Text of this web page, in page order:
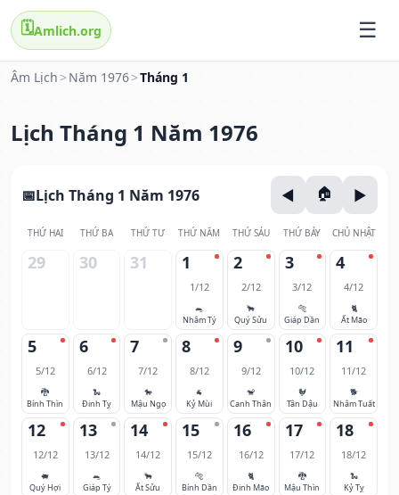
🗓️Amlich.org
Âm Lịch > Năm 1976>Tháng 1
Lịch Tháng 1 Năm 1976
Lịch Tháng 1 Năm 1976
THỨ HAI THỨ BA THỨ TƯ THỨ NĂM THỨ SÁU THỨ BẢY CHỦ NHẬT
29 30 31 1
1/12
🐀
Nhâm Tý
2
2/12
🐂
Quý Sửu
3
3/12
🐅
Giáp Dần
4
4/12
🐈
Ất Mão
5
5/12
🐉
Bính Thìn
6
6/12
🐍
Đinh Tỵ
7
7/12
🐎
Mậu Ngọ
8
8/12
🐐
Kỷ Mùi
9
9/12
🐒
Canh Thân
10
10/12
🐓
Tân Dậu
11
11/12
🐕
Nhâm Tuất
12
12/12
🐖
Quý Hợi
13
13/12
🐀
Giáp Tý
14
14/12
🐂
Ất Sửu
15
15/12
🐅
Bính Dần
16
16/12
🐈
Đinh Mão
17
17/12
🐉
Mậu Thìn
18
18/12
🐍
Kỷ Tỵ